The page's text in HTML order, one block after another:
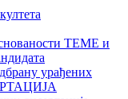
ТЕМЕ и
урађених